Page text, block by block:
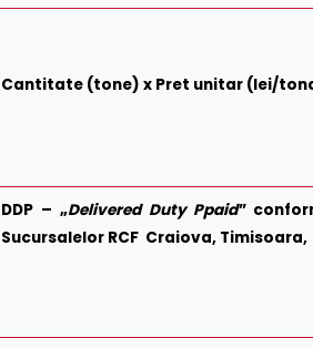
Cantitate (tone) x Pret unitar (lei/
DDP – „Delivered Duty Ppaid”
Sucursalelor RCF Craiova, Timisoara,